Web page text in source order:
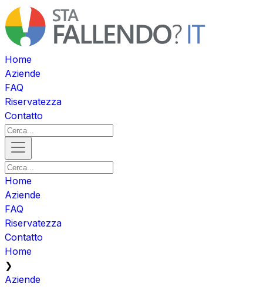
Home
Aziende
FAQ
Riservatezza
Contatto
Home
Aziende
FAQ
Riservatezza
Contatto
Home
❯
Aziende